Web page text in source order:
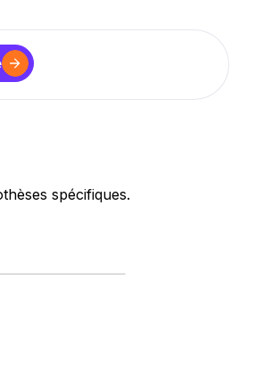
spécifiques.